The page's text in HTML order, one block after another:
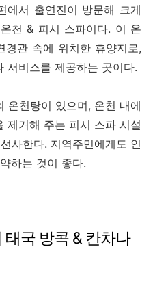
에서 출연진이 방문해 크게
천 & 피시 스파이다. 이 온
경관 속에 위치한 휴양지로,
서비스를 제공하는 곳이다.
온천탕이 있으며, 온천 내에
제거해 주는 피시 스파 시설
사한다. 지역주민에게도 인
하는 것이 좋다.
국 방콕 & 칸차나